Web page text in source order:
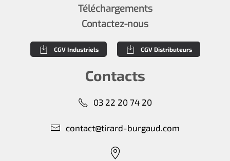
Téléchargements
Contactez-nous
CGV Industriels CGV Distributeurs
Contacts
03 22 20 74 20
contact@tirard-burgaud.com